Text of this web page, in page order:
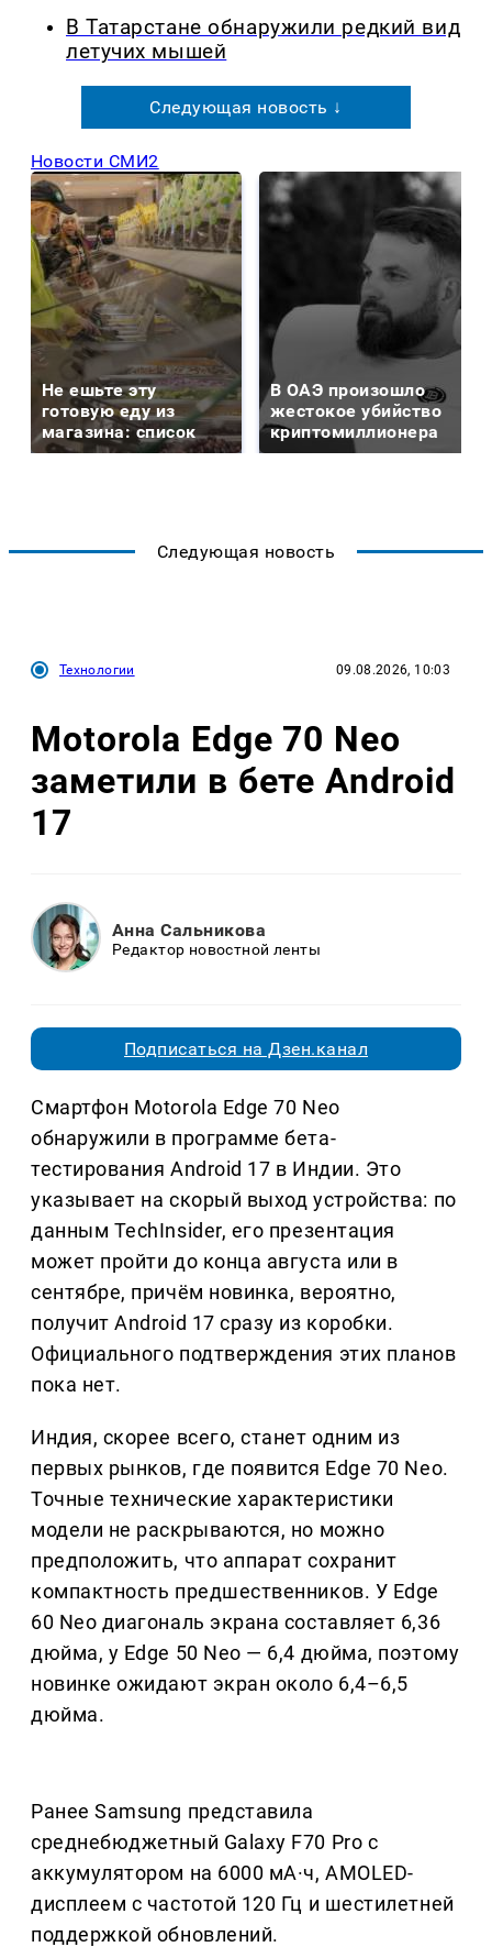
В Татарстане обнаружили редкий вид
летучих мышей
Следующая новость ↓
Новости СМИ2
Не ешьте эту
готовую еду из
магазина: список
В ОАЭ произошло
жестокое убийство
криптомиллионера
Следующая новость
Технологии 09.08.2026, 10:03
Motorola Edge 70 Neo
заметили в бете Android
17
Анна Сальникова
Редактор новостной ленты
Подписаться на Дзен.канал
Смартфон Motorola Edge 70 Neo
обнаружили в программе бета-
тестирования Android 17 в Индии. Это
указывает на скорый выход устройства: по
данным TechInsider, его презентация
может пройти до конца августа или в
сентябре, причём новинка, вероятно,
получит Android 17 сразу из коробки.
Официального подтверждения этих планов
пока нет.
Индия, скорее всего, станет одним из
первых рынков, где появится Edge 70 Neo.
Точные технические характеристики
модели не раскрываются, но можно
предположить, что аппарат сохранит
компактность предшественников. У Edge
60 Neo диагональ экрана составляет 6,36
дюйма, у Edge 50 Neo — 6,4 дюйма, поэтому
новинке ожидают экран около 6,4–6,5
дюйма.
Ранее Samsung представила
среднебюджетный Galaxy F70 Pro с
аккумулятором на 6000 мА·ч, AMOLED-
дисплеем с частотой 120 Гц и шестилетней
поддержкой обновлений.